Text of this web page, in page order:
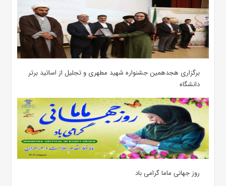
برگزاری هجدهمین جشنواره شهید مطهری و تجلیل از اساتید برتر
دانشگاه
روز جهانی ماما گرامی باد